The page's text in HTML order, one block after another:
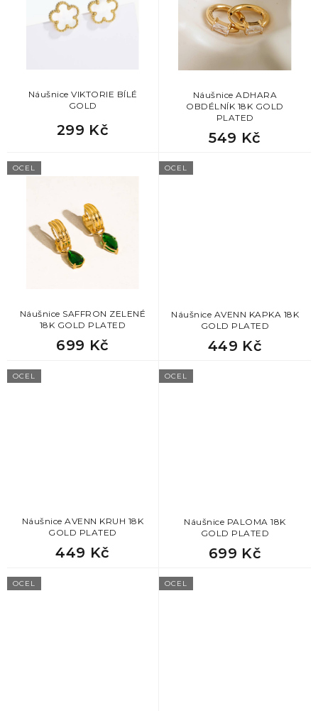
Náušnice VIKTORIE BÍLÉ
GOLD
299 Kč
Náušnice ADHARA
OBDÉLNÍK 18K GOLD
PLATED
549 Kč
OCEL
Náušnice SAFFRON ZELENÉ
18K GOLD PLATED
699 Kč
OCEL
Náušnice AVENN KAPKA 18K
GOLD PLATED
449 Kč
OCEL
Náušnice AVENN KRUH 18K
GOLD PLATED
449 Kč
OCEL
Náušnice PALOMA 18K
GOLD PLATED
699 Kč
OCEL OCEL